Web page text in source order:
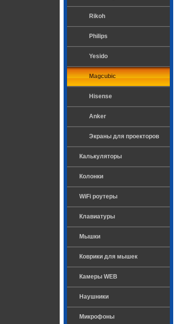
Rikoh
Philips
Yesido
Magcubic
Hisense
Anker
Экраны для проекторов
Калькуляторы
Колонки
WiFi роутеры
Клавиатуры
Мышки
Коврики для мышек
Камеры WEB
Наушники
Микрофоны